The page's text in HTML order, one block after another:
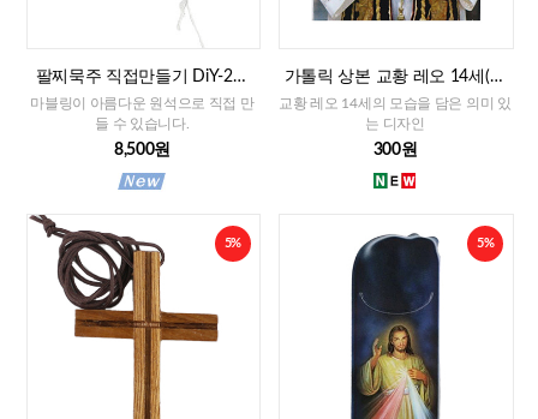
팔찌묵주 직접만들기 DiY-2줄
팔찌묵주 화만옥 4mm
마블링이 아름다운 원석으로 직접 만
들 수 있습니다.
8,500원
가톨릭 상본 교황 레오 14세(이
태리)
교황 레오 14세의 모습을 담은 의미 있
는 디자인
300원
5% 5%